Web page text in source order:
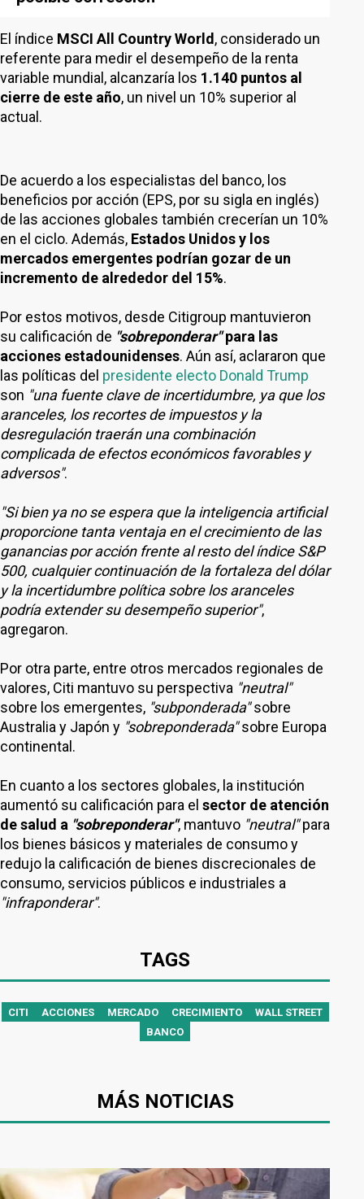
El índice MSCI All Country World , considerado un
referente para medir el desempeño de la renta
variable mundial, alcanzaría los 1.140 puntos al
cierre de este año, un nivel un 10% superior al
actual.
De acuerdo a los especialistas del banco, los
beneficios por acción (EPS, por su sigla en inglés)
de las acciones globales también crecerían un 10%
en el ciclo. Además, Estados Unidos y los
mercados emergentes podrían gozar de un
incremento de alrededor del 15%.
Por estos motivos, desde Citigroup mantuvieron
su calificación de "sobreponderar"para las
acciones estadounidenses. Aún así, aclararon que
las políticas del presidente electo Donald Trump
son "una fuente clave de incertidumbre, ya que los
aranceles, los recortes de impuestos y la
desregulación traerán una combinación
complicada de efectos económicos favorables y
adversos".
"Si bien ya no se espera que la inteligencia artificial
proporcione tanta ventaja en el crecimiento de las
ganancias por acción frente al resto del índice S&P
500, cualquier continuación de la fortaleza del dólar
y la incertidumbre política sobre los aranceles
podría extender su desempeño superior",
agregaron.
Por otra parte, entre otros mercados regionales de
valores, Citi mantuvo su perspectiva "neutral"
sobre los emergentes, "subponderada"sobre
Australia y Japón y "sobreponderada"sobre Europa
continental.
En cuanto a los sectores globales, la institución
aumentó su calificación para el sector de atención
de salud a "sobreponderar", mantuvo "neutral"para
los bienes básicos y materiales de consumo y
redujo la calificación de bienes discrecionales de
consumo, servicios públicos e industriales a
"infraponderar".
TAGS
CITI ACCIONES MERCADO CRECIMIENTO
WALL STREET
BANCO
MÁS NOTICIAS